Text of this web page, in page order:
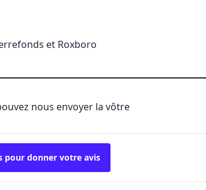
et Roxboro
nous envoyer la vôtre
pour donner votre avis